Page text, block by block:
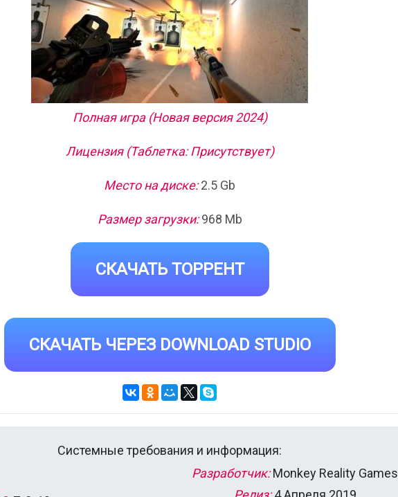
Полная игра (Новая версия 2024)
Лицензия (Таблетка: Присутствует)
Место на диске:2.5 Gb
Размер загрузки:968 Mb
СКАЧАТЬ ТОРРЕНТ
СКАЧАТЬ ЧЕРЕЗ DOWNLOAD STUDIO
Системные требования и информация:
Разработчик:Monkey Reality Games